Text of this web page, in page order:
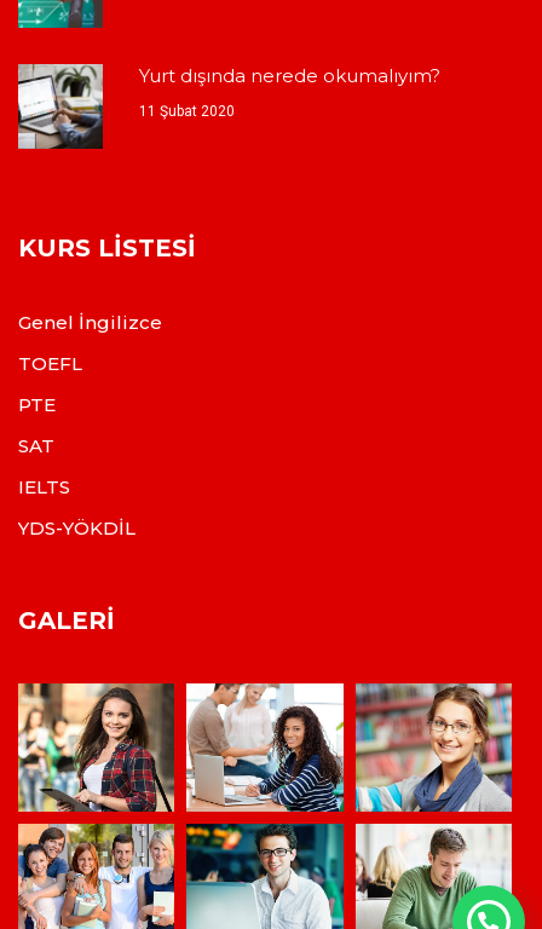
Yurt dışında nerede okumalıyım?
11 Şubat 2020
KURS LISTESI
Genel İngilizce
TOEFL
PTE
SAT
IELTS
YDS-YÖKDİL
GALERI